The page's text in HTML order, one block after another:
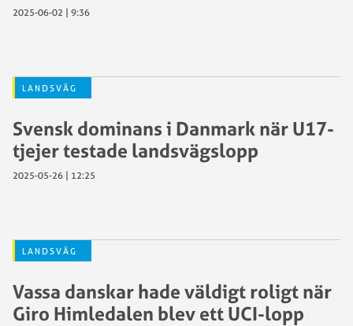
2025-06-02 | 9:36
LANDSVÄG
Svensk dominans i Danmark när U17-
tjejer testade landsvägslopp
2025-05-26 | 12:25
LANDSVÄG
Vassa danskar hade väldigt roligt när
Giro Himledalen blev ett UCI-lopp